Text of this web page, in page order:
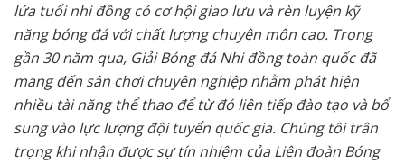
lứa tuổi nhi đồng có cơ hội giao lưu và rèn luyện kỹ
năng bóng đá với chất lượng chuyên môn cao. Trong
gần 30 năm qua, Giải Bóng đá Nhi đồng toàn quốc đã
mang đến sân chơi chuyên nghiệp nhằm phát hiện
nhiều tài năng thể thao để từ đó liên tiếp đào tạo và bổ
sung vào lực lượng đội tuyển quốc gia. Chúng tôi trân
trọng khi nhận được sự tín nhiệm của Liên đoàn Bóng